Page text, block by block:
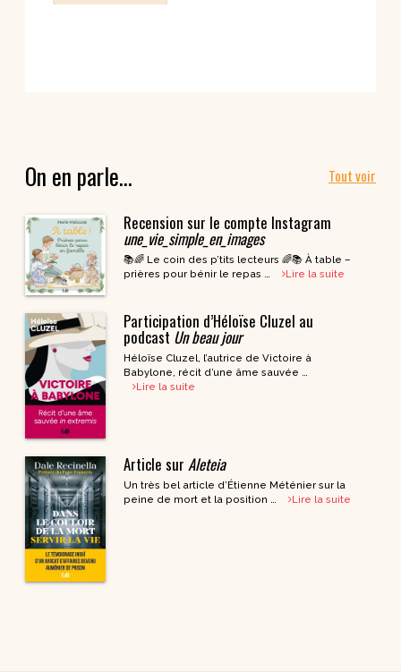
On en parle… Tout voir
Recension sur le compte Instagram
une_vie_simple_en_images
📚🌈 Le coin des p’tits lecteurs 🌈📚 À table –
prières pour bénir le repas …
Lire la suite
Participation d’Héloïse Cluzel au
podcast Un beau jour
Héloïse Cluzel, l’autrice de Victoire à
Babylone, récit d’une âme sauvée …
Lire la suite
Article sur Aleteia
Un très bel article d’Étienne Méténier sur la
peine de mort et la position …
Lire la suite